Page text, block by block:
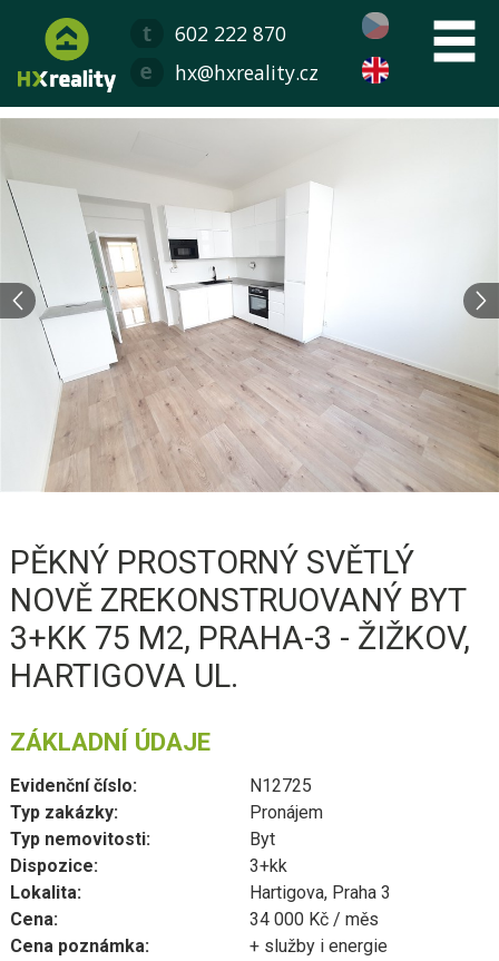
602 222 870
hx@hxreality.cz
PĚKNÝ PROSTORNÝ SVĚTLÝ
NOVĚ ZREKONSTRUOVANÝ BYT
3+KK 75 M2, PRAHA-3 - ŽIŽKOV,
HARTIGOVA UL.
ZÁKLADNÍ ÚDAJE
Evidenční číslo:
N12725
Typ zakázky:
Pronájem
Typ nemovitosti:
Byt
Dispozice:
3+kk
Lokalita:
Hartigova, Praha 3
Cena:
34 000 Kč / měs
Cena poznámka:
+ služby i energie